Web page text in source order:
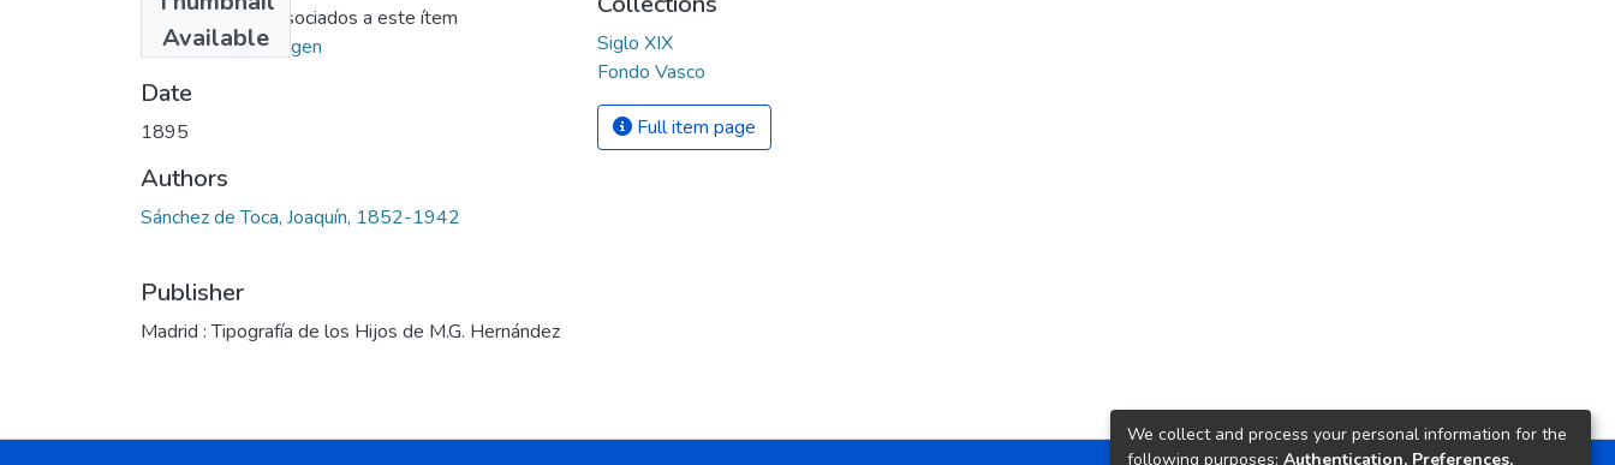
Available
No hay ficheros asociados a este ítem
Ir al repositorio origen
Date
1895
Authors
Sánchez de Toca, Joaquín, 1852-1942
Publisher
Madrid : Tipografía de los Hijos de M.G. Hernández
Siglo XIX
Fondo Vasco
Full item page
We collect and process your personal information for the
following purposes: Authentication, Preferences,